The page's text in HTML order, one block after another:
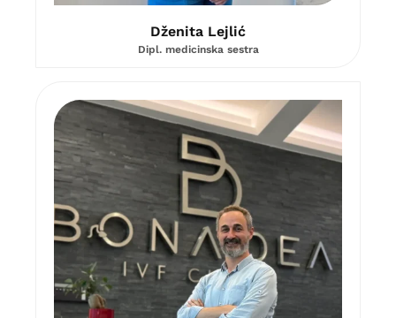
Dženita Lejlić
Dipl. medicinska sestra